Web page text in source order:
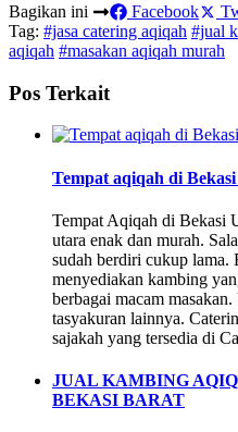
Bagikan ini
Facebook
Tag: #jasa catering aqiqah #jual
aqiqah #masakan aqiqah murah
Pos Terkait
Tempat aqiqah di
Tempat Aqiqah di Bekasi
utara enak dan murah.
sudah berdiri cukup
menyediakan kambing
berbagai macam
tasyakuran lainnya.
sajakah yang tersedia di
JUAL KAMBING
BEKASI BARAT